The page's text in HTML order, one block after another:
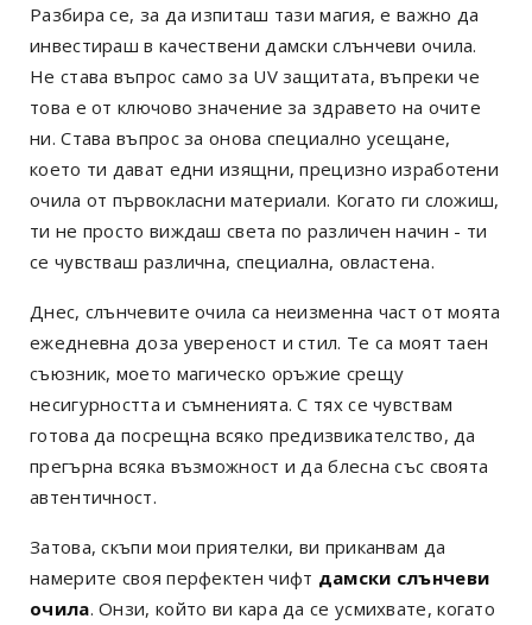
Разбира се, за да изпиташ тази магия, е важно да
инвестираш в качествени дамски слънчеви очила.
Не става въпрос само за UV защитата, въпреки че
това е от ключово значение за здравето на очите
ни. Става въпрос за онова специално усещане,
което ти дават едни изящни, прецизно изработени
очила от първокласни материали. Когато ги сложиш,
ти не просто виждаш света по различен начин - ти
се чувстваш различна, специална, овластена.
Днес, слънчевите очила са неизменна част от моята
ежедневна доза увереност и стил. Те са моят таен
съюзник, моето магическо оръжие срещу
несигурността и съмненията. С тях се чувствам
готова да посрещна всяко предизвикателство, да
прегърна всяка възможност и да блесна със своята
автентичност.
Затова, скъпи мои приятелки, ви приканвам да
намерите своя перфектен чифт дамски слънчеви
очила. Онзи, който ви кара да се усмихвате, когато